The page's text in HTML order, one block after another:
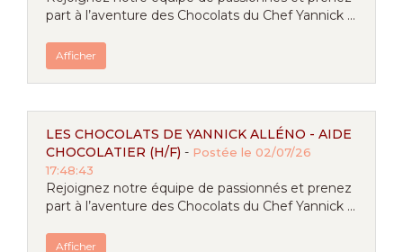
part à l’aventure des Chocolats du Chef Yannick ...
Afficher
LES CHOCOLATS DE YANNICK ALLÉNO - AIDE
CHOCOLATIER (H/F) - Postée le 02/07/26
17:48:43
Rejoignez notre équipe de passionnés et prenez
part à l’aventure des Chocolats du Chef Yannick ...
Afficher